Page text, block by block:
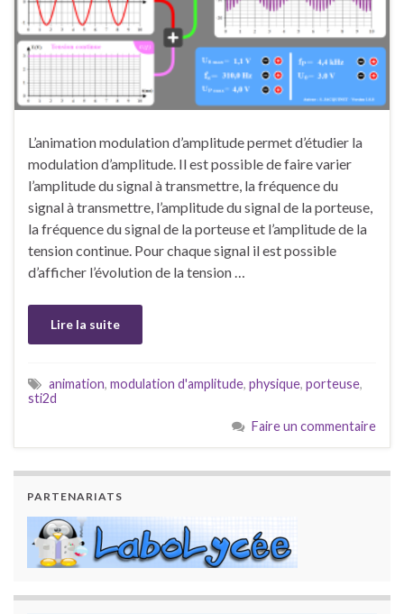
L’animation modulation d’amplitude permet d’étudier la
modulation d’amplitude. Il est possible de faire varier
l’amplitude du signal à transmettre, la fréquence du
signal à transmettre, l’amplitude du signal de la porteuse,
la fréquence du signal de la porteuse et l’amplitude de la
tension continue. Pour chaque signal il est possible
d’afficher l’évolution de la tension …
Lire la suite
animation, modulation d'amplitude, physique, porteuse,
sti2d
Faire un commentaire
PARTENARIATS